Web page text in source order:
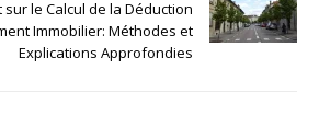
le Calcul de la Déduction
Immobilier: Méthodes et
Explications Approfondies